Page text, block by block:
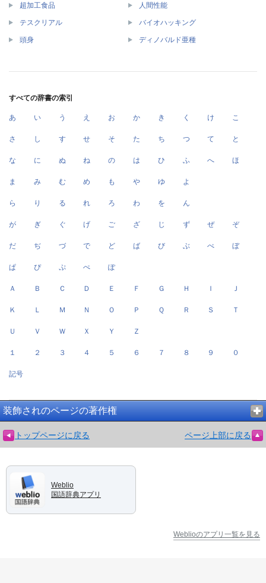
超加工食品 人間性能
テスクリアル バイオハッキング
頭身 ディノバルド亜種
すべての辞書の索引
あ い う え お か き く け こ
さ し す せ そ た ち つ て と
な に ぬ ね の は ひ ふ へ ほ
ま み む め も や ゆ よ
ら り る れ ろ わ を ん
が ぎ ぐ げ ご ざ じ ず ぜ ぞ
だ ぢ づ で ど ば び ぶ べ ぼ
ぱ ぴ ぷ ぺ ぽ
Ａ Ｂ Ｃ Ｄ Ｅ Ｆ Ｇ Ｈ Ｉ Ｊ
Ｋ Ｌ Ｍ Ｎ Ｏ Ｐ Ｑ Ｒ Ｓ Ｔ
Ｕ Ｖ Ｗ Ｘ Ｙ Ｚ
１ ２ ３ ４ ５ ６ ７ ８ ９ ０
記号
装飾されのページの著作権
トップページに戻る ページ上部に戻る
Weblio
国語辞典アプリ
Weblioのアプリ一覧を見る